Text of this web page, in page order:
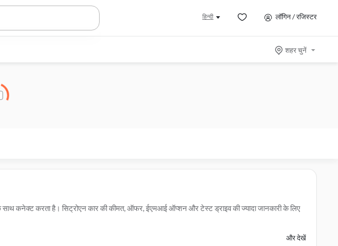
हिन्दी लॉगिन / रजिस्टर
शहर चुनें
कनेक्ट करता है। सिट्रोएन कार की कीमत, ऑफर, ईएमआई ऑप्शन और टेस्ट ड्राइव की ज्यादा जानकारी के लिए
और देखें